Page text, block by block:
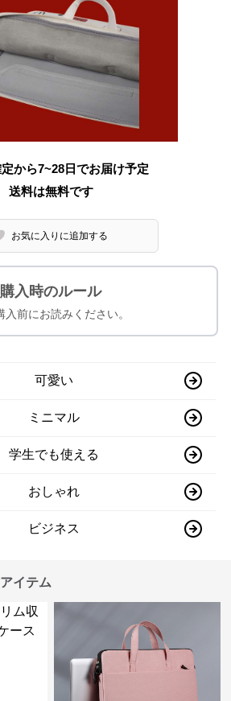
から7~28日でお届け予定
送料は無料です
お気に入りに追加する
購入時のルール
入前にお読みください。
可愛い
ミニマル
学生でも使える
おしゃれ
ビジネス
イテム